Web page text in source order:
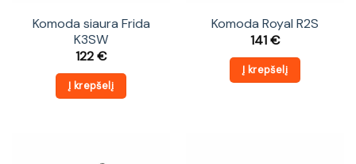
Komoda siaura Frida
K3SW
122€
Į krepšelį
Komoda Royal R2S
141€
Į krepšelį